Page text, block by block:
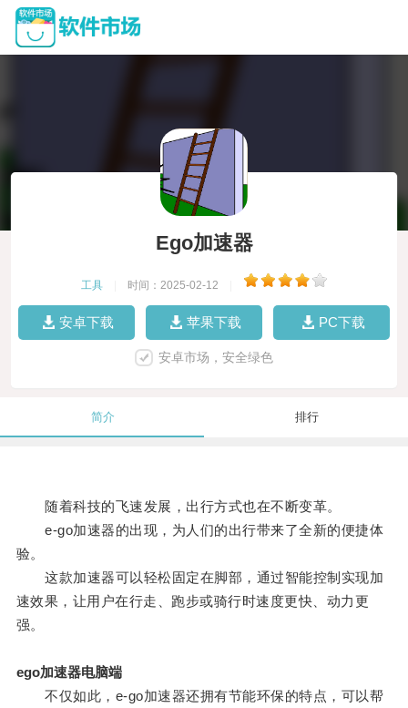
Ego加速器
工具 时间：2025-02-12
安卓下载 苹果下载 PC下载
安卓市场，安全绿色
简介 排行
随着科技的飞速发展，出行方式也在不断变革。
e-go加速器的出现，为人们的出行带来了全新的便捷体
验。
这款加速器可以轻松固定在脚部，通过智能控制实现加
速效果，让用户在行走、跑步或骑行时速度更快、动力更
强。
ego加速器电脑端
不仅如此，e-go加速器还拥有节能环保的特点，可以帮